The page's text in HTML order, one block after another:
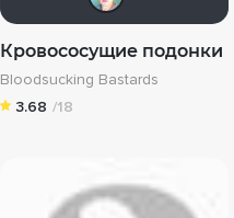
Кровососущие подонки
Bloodsucking Bastards
3.68 /18